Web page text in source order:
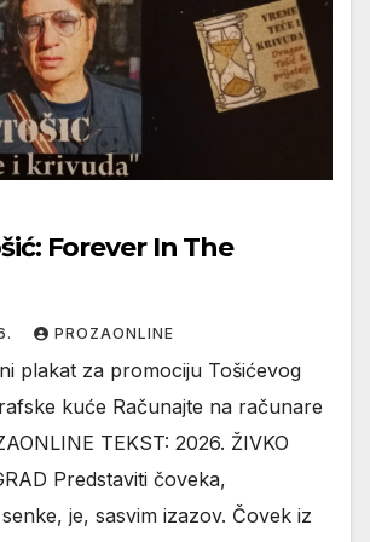
Forever In The
PROZAONLINE
plakat za promociju Tošićevog
kuće Računajte na računare
TEKST: 2026. ŽIVKO
Predstaviti čoveka,
je, sasvim izazov. Čovek iz